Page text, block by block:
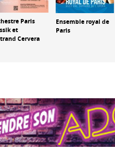
Paris
et
Cervera
Ensemble royal de
Paris